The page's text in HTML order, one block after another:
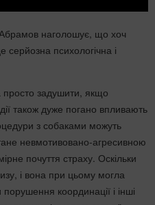
наголошує, що хоч
серйозна психологічна і
задушити, якщо
також дуже погано впливають
з собаками можуть
невмотивовано-агресивною
почуття страху. Оскільки
і вона при цьому могла
координації і інші